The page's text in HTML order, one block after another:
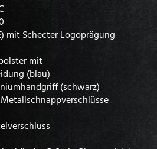
mit Schecter Logoprägung
mit
(blau)
(schwarz)